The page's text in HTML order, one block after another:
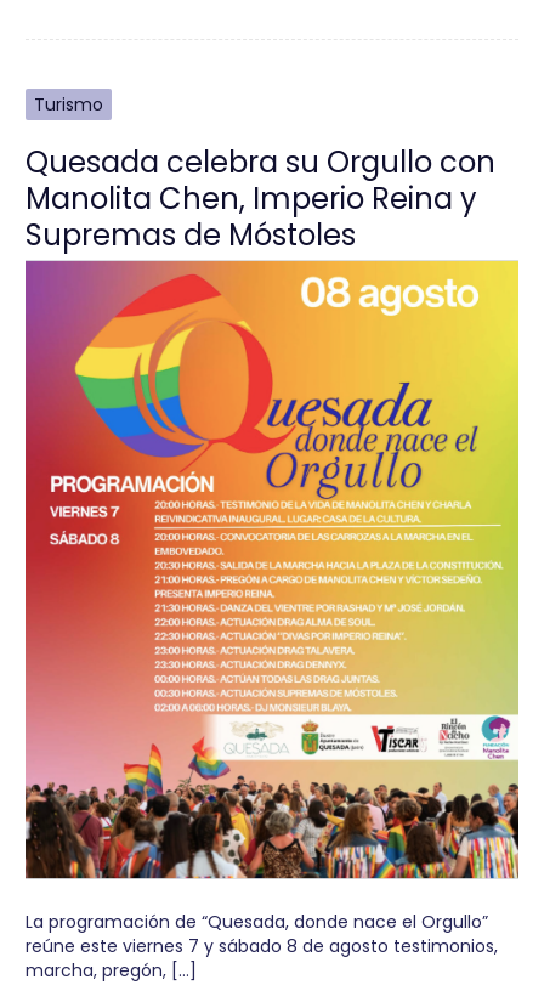
Turismo
Quesada celebra su Orgullo con
Manolita Chen, Imperio Reina y
Supremas de Móstoles
La programación de “Quesada, donde nace el Orgullo”
reúne este viernes 7 y sábado 8 de agosto testimonios,
marcha, pregón, […]